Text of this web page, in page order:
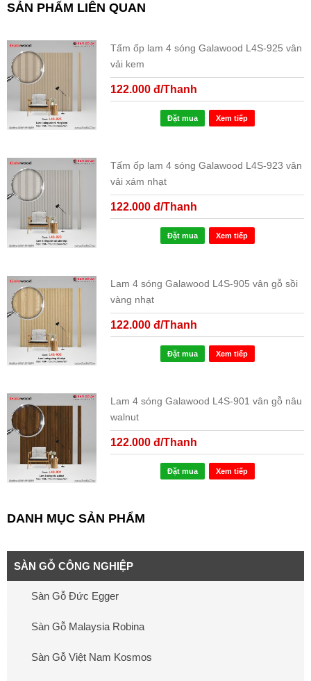
SẢN PHẨM LIÊN QUAN
Tấm ốp lam 4 sóng Galawood L4S-925 vân
vải kem
122.000 đ/Thanh
Đặt mua Xem tiếp
Tấm ốp lam 4 sóng Galawood L4S-923 vân
vải xám nhạt
122.000 đ/Thanh
Đặt mua Xem tiếp
Lam 4 sóng Galawood L4S-905 vân gỗ sồi
vàng nhạt
122.000 đ/Thanh
Đặt mua Xem tiếp
Lam 4 sóng Galawood L4S-901 vân gỗ nâu
walnut
122.000 đ/Thanh
Đặt mua Xem tiếp
DANH MỤC SẢN PHẨM
SÀN GỖ CÔNG NGHIỆP
Sàn Gỗ Đức Egger
Sàn Gỗ Malaysia Robina
Sàn Gỗ Việt Nam Kosmos